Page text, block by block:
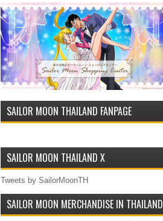
SAILOR MOON THAILAND FANPAGE
SAILOR MOON THAILAND X
Tweets by SailorMoonTH
SAILOR MOON MERCHANDISE IN THAILAND